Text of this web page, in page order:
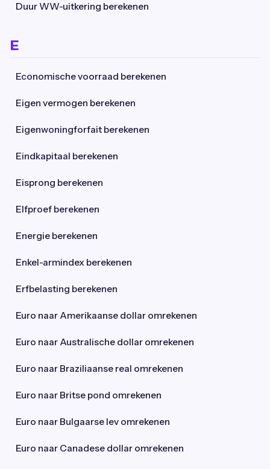
Duur WW-uitkering berekenen
E
Economische voorraad berekenen
Eigen vermogen berekenen
Eigenwoningforfait berekenen
Eindkapitaal berekenen
Eisprong berekenen
Elfproef berekenen
Energie berekenen
Enkel-armindex berekenen
Erfbelasting berekenen
Euro naar Amerikaanse dollar omrekenen
Euro naar Australische dollar omrekenen
Euro naar Braziliaanse real omrekenen
Euro naar Britse pond omrekenen
Euro naar Bulgaarse lev omrekenen
Euro naar Canadese dollar omrekenen